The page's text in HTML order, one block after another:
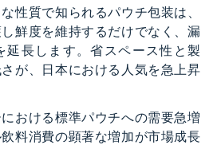
性質で知られるパウチ包装は、
鮮度を維持するだけでなく、漏
延長します。省スペース性と製
が、日本における人気を急上昇
おける標準パウチへの需要急増
料消費の顕著な増加が市場成長